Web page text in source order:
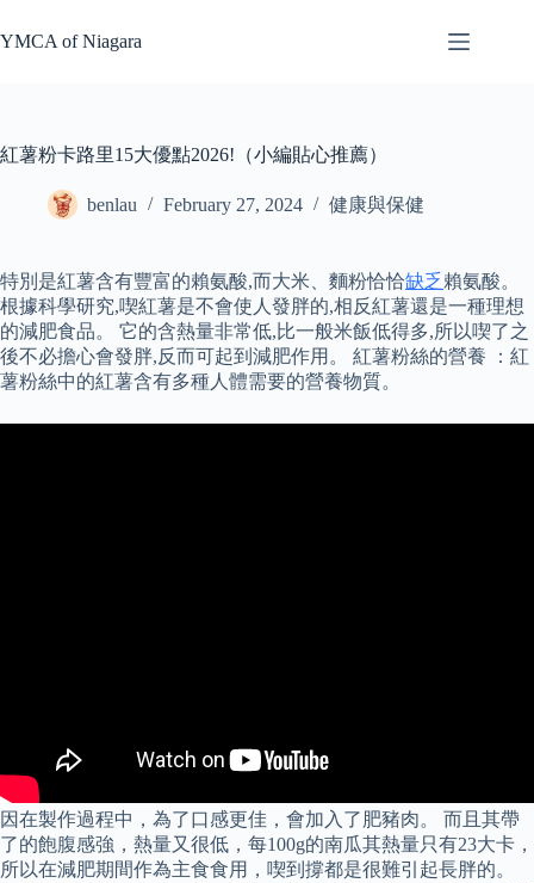
to
content
YMCA of Niagara
紅薯粉卡路里15大優點2026!（小編貼心推薦）
benlau February 27, 2024 健康與保健
特別是紅薯含有豐富的賴氨酸,而大米、麵粉恰恰缺乏 賴氨酸。
根據科學研究,喫紅薯是不會使人發胖的,相反紅薯還是一種理想
的減肥食品。 它的含熱量非常低,比一般米飯低得多,所以喫了之
後不必擔心會發胖,反而可起到減肥作用。 紅薯粉絲的營養 ：紅
薯粉絲中的紅薯含有多種人體需要的營養物質。
因在製作過程中，為了口感更佳，會加入了肥豬肉。 而且其帶
了的飽腹感強，熱量又很低，每100g的南瓜其熱量只有23大卡，
所以在減肥期間作為主食食用，喫到撐都是很難引起長胖的。